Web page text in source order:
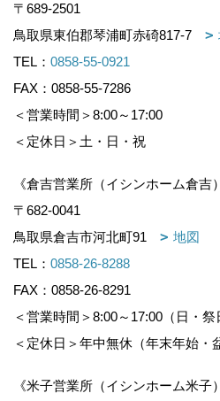
〒689-2501
鳥取県東伯郡琴浦町赤碕817-7
TEL： 0858-55-0921
FAX：0858-55-7286
＜営業時間＞8:00～17:00
＜定休日＞土・日・祝
《倉吉営業所（イシンホーム倉吉
〒682-0041
鳥取県倉吉市河北町91
地図
TEL： 0858-26-8288
FAX：0858-26-8291
＜営業時間＞8:00～17:00（日・
＜定休日＞年中無休（年末年始・
《米子営業所（イシンホーム米子